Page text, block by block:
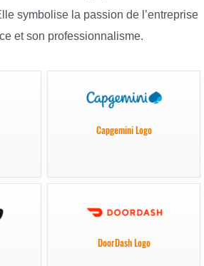
symbolise la passion de l’entreprise
et son professionnalisme.
Capgemini Logo
DoorDash Logo